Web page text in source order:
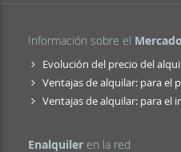
Información sobre el
Evolución del precio del
Ventajas de alquilar: para el
Ventajas de alquilar: para el
Enalquiler en la red